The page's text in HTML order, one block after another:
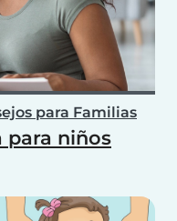
para Familias
para niños